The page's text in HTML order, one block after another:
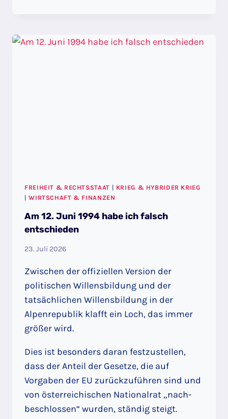
VERLIERER:
FREIHEIT & RECHTSSTAAT | KRIEG & HYBRIDER KRIEG
|WIRTSCHAFT & FINANZEN
Am 12. Juni 1994 habe ich falsch
entschieden
23. Juli 2026
Zwischen der offiziellen Version der
politischen Willensbildung und der
tatsächlichen Willensbildung in der
Alpenrepublik klafft ein Loch, das immer
größer wird.
Dies ist besonders daran festzustellen,
dass der Anteil der Gesetze, die auf
Vorgaben der EU zurückzuführen sind und
von österreichischen Nationalrat „nach-
beschlossen“ wurden, ständig steigt.